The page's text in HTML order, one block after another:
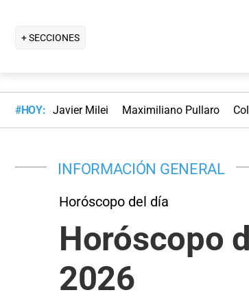
+ SECCIONES
#HOY: Javier Milei Maximiliano Pullaro
INFORMACIÓN GENERAL
Horóscopo del día
Horóscopo
2026